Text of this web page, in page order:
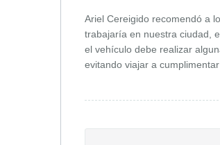
Ariel Cereigido recomendó a
trabajaría en nuestra ciudad,
el vehículo debe realizar
evitando viajar a